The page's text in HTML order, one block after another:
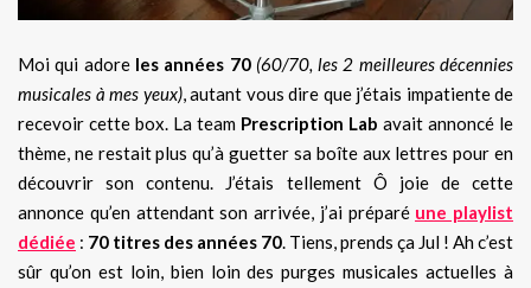
Moi qui adoreles années 70(60/70, les 2 meilleures décennies
musicales à mes yeux), autant vous dire que j’étais impatiente de
recevoir cette box. La team Prescription Lab avait annoncé le
thème, ne restait plus qu’à guetter sa boîte aux lettres pour en
découvrir son contenu. J’étais tellement Ô joie de cette
annonce qu’en attendant son arrivée, j’ai préparé une playlist
dédiée : 70 titres des années 70. Tiens, prends ça Jul ! Ah c’est
sûr qu’on est loin, bien loin des purges musicales actuelles à